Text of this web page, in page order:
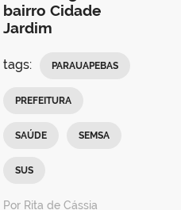
bairro Cidade
Jardim
tags: PARAUAPEBAS
PREFEITURA
SAÚDE SEMSA
SUS
Por Rita de Cássia